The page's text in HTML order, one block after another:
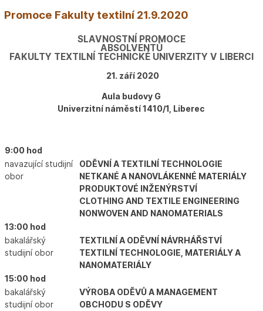
Promoce Fakulty textilní 21.9.2020
SLAVNOSTNÍ PROMOCE
ABSOLVENTŮ
FAKULTY TEXTILNÍ TECHNICKÉ UNIVERZITY V LIBERCI
21. září 2020
Aula budovy G
Univerzitní náměstí 1410/1, Liberec
9:00 hod
navazující studijní
obor
ODĚVNÍ A TEXTILNÍ TECHNOLOGIE
NETKANÉ A NANOVLÁKENNÉ MATERIÁLY
PRODUKTOVÉ INŽENÝRSTVÍ
CLOTHING AND TEXTILE ENGINEERING
NONWOVEN AND NANOMATERIALS
13:00 hod
bakalářský
studijní obor
TEXTILNÍ A ODĚVNÍ NÁVRHÁŘSTVÍ
TEXTILNÍ TECHNOLOGIE, MATERIÁLY A
NANOMATERIÁLY
15:00 hod
bakalářský
studijní obor
VÝROBA ODĚVŮ A MANAGEMENT
OBCHODU S ODĚVY